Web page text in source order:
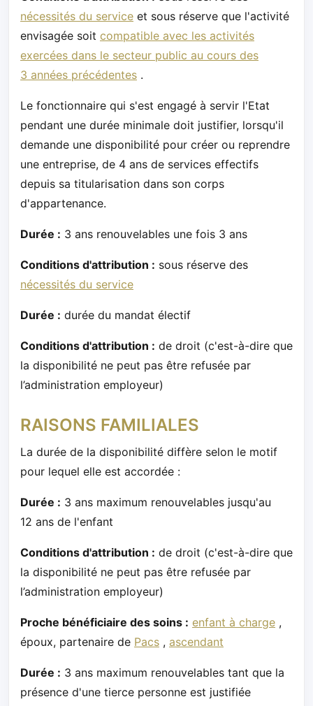
nécessités du service et sous réserve que l'activité
envisagée soit compatible avec les activités
exercées dans le secteur public au cours des
3 années précédentes .
Le fonctionnaire qui s'est engagé à servir l'Etat
pendant une durée minimale doit justifier, lorsqu'il
demande une disponibilité pour créer ou reprendre
une entreprise, de 4 ans de services effectifs
depuis sa titularisation dans son corps
d'appartenance.
Durée : 3 ans renouvelables une fois 3 ans
Conditions d'attribution : sous réserve des
nécessités du service
Durée : durée du mandat électif
Conditions d'attribution : de droit (c'est-à-dire que
la disponibilité ne peut pas être refusée par
l’administration employeur)
RAISONS FAMILIALES
La durée de la disponibilité diffère selon le motif
pour lequel elle est accordée :
Durée : 3 ans maximum renouvelables jusqu'au
12 ans de l'enfant
Conditions d'attribution : de droit (c'est-à-dire que
la disponibilité ne peut pas être refusée par
l’administration employeur)
Proche bénéficiaire des soins : enfant à charge ,
époux, partenaire de Pacs , ascendant
Durée : 3 ans maximum renouvelables tant que la
présence d'une tierce personne est justifiée